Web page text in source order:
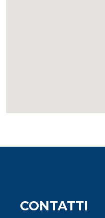
CONTATTI